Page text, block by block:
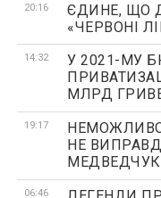
20:16
ЄДИНЕ, ЩО
«ЧЕРВОНІ
14:32
У 2021-МУ
МЛРД
19:17
НЕ
06:46